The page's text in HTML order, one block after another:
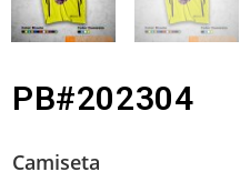
PB#202304
Camiseta